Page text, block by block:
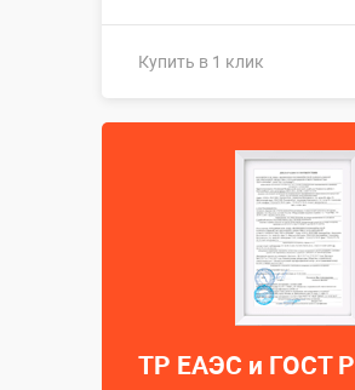
Купить в 1 клик
ТР ЕАЭС и ГОСТ Р